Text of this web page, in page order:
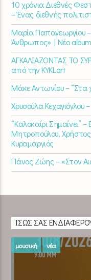
10 χρόνια Διεθνές
– Ένας διεθνής
Μαρία Παπαγεωργίου –
Άνθρωπος» | Νέο album
ΑΓΚΑΛΙΑΖΟΝΤΑΣ ΤΟ
από την KYKLart
Μάκε Αντωνίου – “Στα
Χρυσούλα
“Καλοκαίρι Σημαίνει”
Μητροπούλου,
Κυραμαργιός
Πάνος Ζώης – «Στον
ΊΣΩΣ ΣΑΣ
μουσική νέα